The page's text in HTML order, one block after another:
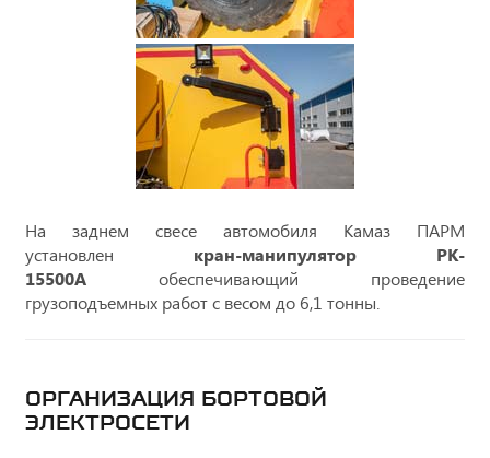
На заднем свесе автомобиля Камаз ПАРМ
установлен кран-манипулятор PK-
15500А обеспечивающий проведение
грузоподъемных работ с весом до 6,1 тонны.
ОРГАНИЗАЦИЯ БОРТОВОЙ
ЭЛЕКТРОСЕТИ